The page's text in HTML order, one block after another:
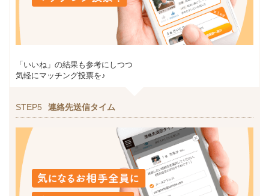
「いいね」の結果も参考にしつつ
気軽にマッチング投票を♪
STEP5 連絡先送信タイム